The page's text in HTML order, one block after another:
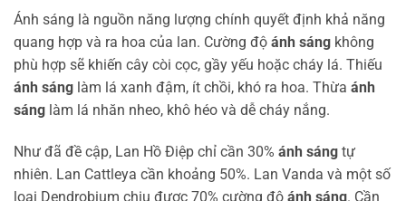
Ánh sáng là nguồn năng lượng chính quyết định khả năng
quang hợp và ra hoa của lan. Cường độ ánh sáng không
phù hợp sẽ khiến cây còi cọc, gầy yếu hoặc cháy lá. Thiếu
ánh sáng làm lá xanh đậm, ít chồi, khó ra hoa. Thừa ánh
sáng làm lá nhăn nheo, khô héo và dễ cháy nắng.
Như đã đề cập, Lan Hồ Điệp chỉ cần 30% ánh sáng tự
nhiên. Lan Cattleya cần khoảng 50%. Lan Vanda và một số
loại Dendrobium chịu được 70% cường độ ánh sáng. Cần